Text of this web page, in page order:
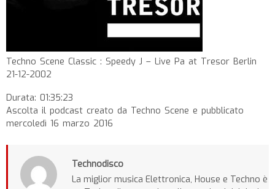
Techno Scene Classic : Speedy J – Live Pa at Tresor Berlin
21-12-2002
Durata: 01:35:23
Ascolta il podcast creato da Techno Scene e pubblicato
mercoledì 16 marzo 2016
Technodisco
La miglior musica Elettronica, House e Techno è